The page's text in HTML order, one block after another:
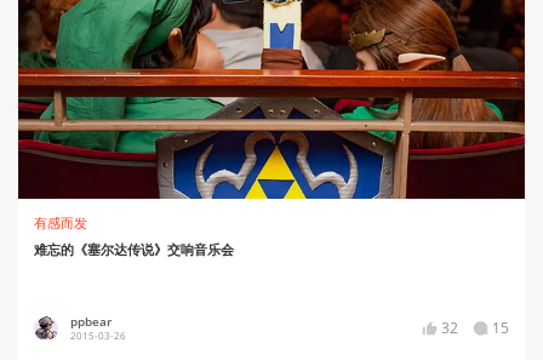
有感而发
难忘的《塞尔达传说》交响音乐会
ppbear
2015-03-26 32 15